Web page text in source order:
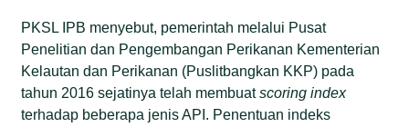
PKSL IPB menyebut, pemerintah melalui Pusat
Penelitian dan Pengembangan Perikanan Kementerian
Kelautan dan Perikanan (Puslitbangkan KKP) pada
tahun 2016 sejatinya telah membuatscoring index
terhadap beberapa jenis API. Penentuan indeks